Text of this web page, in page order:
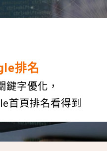
排名
鍵字優化，
首頁排名看得到